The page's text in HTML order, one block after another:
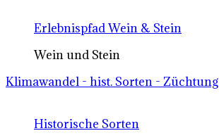
Erlebnispfad Wein & Stein
Wein und Stein
Klimawandel - hist. Sorten - Züchtung
Historische Sorten